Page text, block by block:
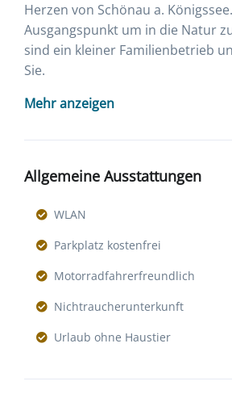
Herzen von Schönau a.
Ausgangspunkt um in die Natur
sind ein kleiner Familienbetrieb
Sie.
Mehr anzeigen
Allgemeine Ausstattungen
WLAN
Parkplatz kostenfrei
Motorradfahrerfreundlich
Nichtraucherunterkunft
Urlaub ohne Haustier